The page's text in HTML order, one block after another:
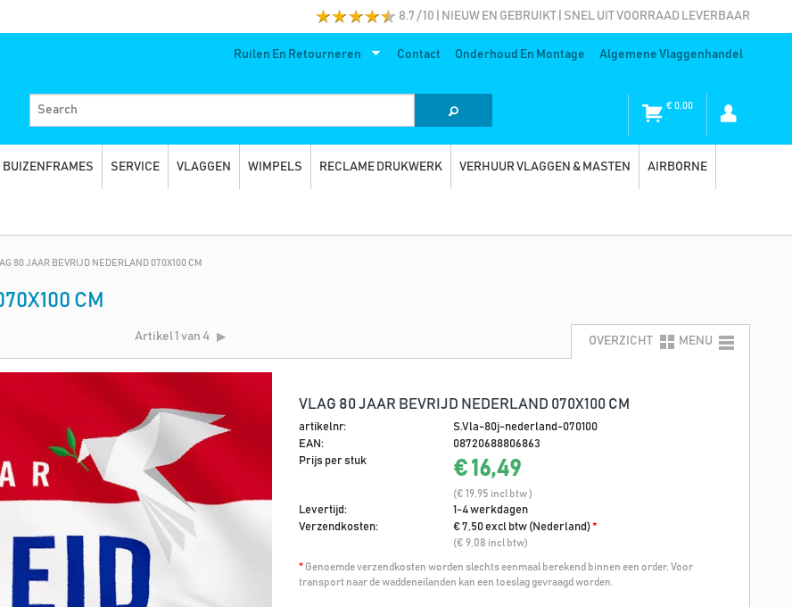
8.7 / 10 | NIEUW EN GEBRUIKT | SNEL UIT VOORRAAD LEVERBAAR
Ruilen En Retourneren Contact Onderhoud En Montage Algemene Vlaggenhandel
€0,00
BUIZENFRAMES SERVICE VLAGGEN WIMPELS RECLAME DRUKWERK VERHUUR VLAGGEN & MASTEN AIRBORNE
80 JAAR BEVRIJD NEDERLAND 070X100 CM
CM
Artikel1 van 4 OVERZICHT MENU
VLAG 80 JAAR BEVRIJD NEDERLAND 070X100 CM
artikelnr:
S.Vla-80j-nederland-070100
EAN:
08720688806863
Prijs per stuk
€ 16,49
(€ 19,95 incl btw )
Levertijd:
1-4 werkdagen
Verzendkosten:
€ 7,50 excl btw (Nederland)*
(€ 9,08 incl btw)
* Genoemde verzendkosten worden slechts eenmaal berekend binnen een order. Voor
transport naar de waddeneilanden kan een toeslag gevraagd worden.